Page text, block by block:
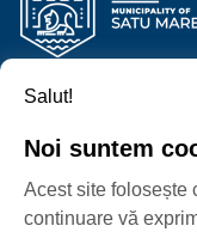
P-ȚA 25
Salut!
Noi suntem
Acest site folosește
continuare vă